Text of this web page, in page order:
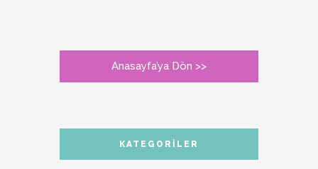
Anasayfa’ya Dön >>
KATEGORILER